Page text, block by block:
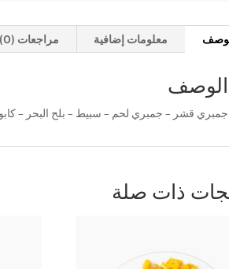
معلومات إضافية مراجعات (0)
الوصف
جمبري قشر – جمبري لحم – سبيط – بلح البحر –
ذات صلة